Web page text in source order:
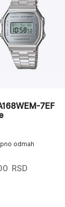
odmah
7EF
RSD